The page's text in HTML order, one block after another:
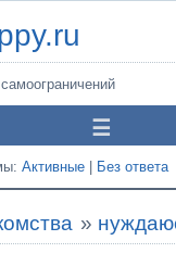
Активные Без ответа
»